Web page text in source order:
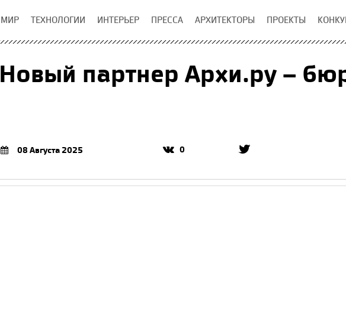
МИР ТЕХНОЛОГИИ ИНТЕРЬЕР ПРЕССА АРХИТЕКТОРЫ ПРОЕКТЫ
Новый партнер Архи.ру –
08 Августа 2025 0